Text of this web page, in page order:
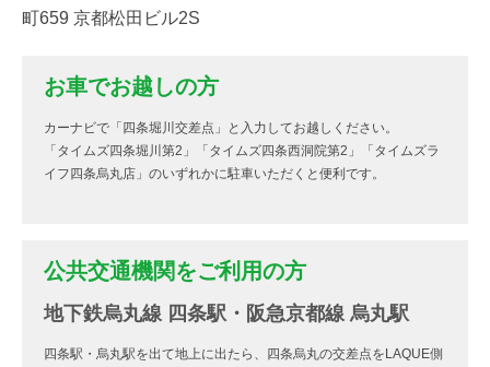
町659 京都松田ビル2S
お車でお越しの方
カーナビで「四条堀川交差点」と入力してお越しください。
「タイムズ四条堀川第2」「タイムズ四条西洞院第2」「タイムズラ
イフ四条烏丸店」のいずれかに駐車いただくと便利です。
公共交通機関をご利用の方
地下鉄烏丸線 四条駅・阪急京都線 烏丸駅
四条駅・烏丸駅を出て地上に出たら、四条烏丸の交差点をLAQUE側